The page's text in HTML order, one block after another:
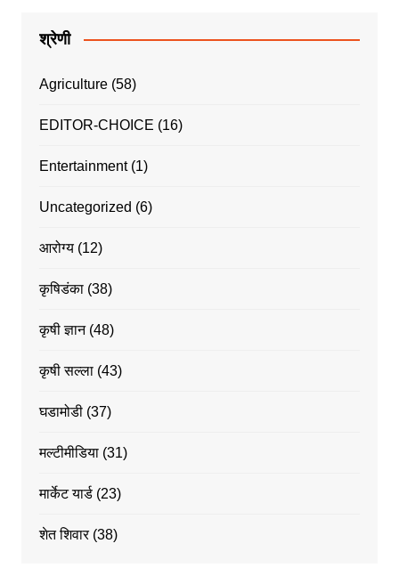
श्रेणी
Agriculture(58)
EDITOR-CHOICE (16)
Entertainment(1)
Uncategorized (6)
आरोग्य(12)
कृषिडंका(38)
कृषी ज्ञान(48)
कृषी सल्ला(43)
घडामोडी(37)
मल्टीमीडिया(31)
मार्केट यार्ड(23)
शेत शिवार(38)